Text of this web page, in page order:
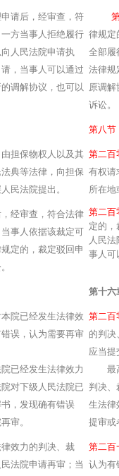
请后，经审查，符
方当事人拒绝履行
人民法院申请执
，当事人可以通过
调解协议，也可以
律规定
全部履
法律规
原调解
诉讼。
第八节
担保物权人以及其
典等法律，向担保
民法院提出。
第二
有权请
所在地
经审查，符合法律
事人依据该裁定可
定的，裁定驳回申
第二
定的，
人民
事人可
第十六
院已经发生法律效
误，认为需要再审
已经发生法律效力
对下级人民法院已
，发现确有错误
审。
第二
的判决
应当提
最高
判决、
生法律
提审或
效力的判决、裁
法院申请再审；当
第二
认为有